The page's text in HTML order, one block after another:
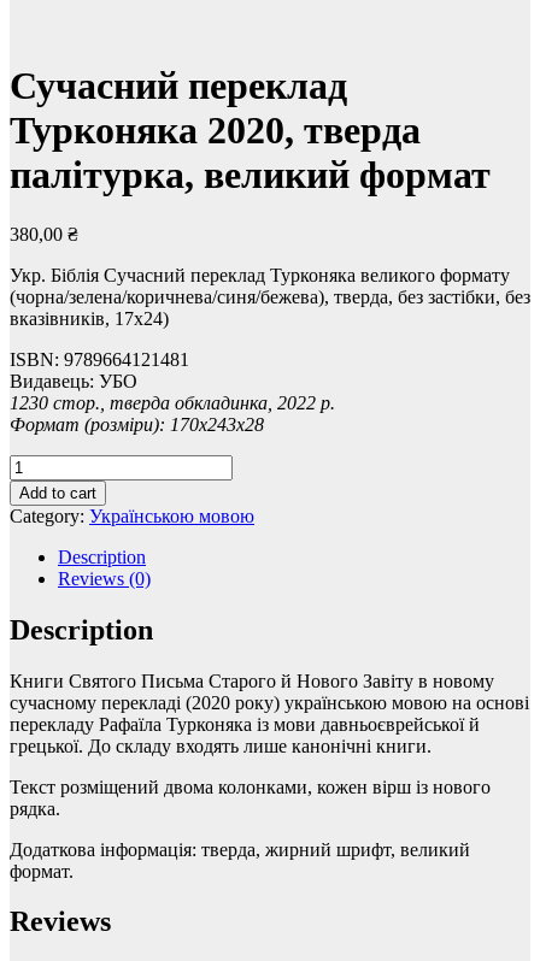
Сучасний переклад
Турконяка 2020, тверда
палітурка, великий формат
380,00 ₴
Укр. Біблія Сучасний переклад Турконяка великого формату
(чорна/зелена/коричнева/синя/бежева), тверда, без застібки, без
вказівників, 17х24)
ISBN: 9789664121481
Видавець: УБО
1230 стор., тверда обкладинка, 2022 р.
Формат (розміри): 170х243х28
Сучасний
переклад
Турконяка
2020,
тверда
палітурка,
великий
формат
quantity
Add to cart
Category: Українською мовою
Description
Reviews (0)
Description
Книги Святого Письма Старого й Нового Завіту в новому
сучасному перекладі (2020 року) українською мовою на основі
перекладу Рафаїла Турконяка із мови давньоєврейської й
грецької. До складу входять лише канонічні книги.
Текст розміщений двома колонками, кожен вірш із нового
рядка.
Додаткова інформація: тверда, жирний шрифт, великий
формат.
Reviews